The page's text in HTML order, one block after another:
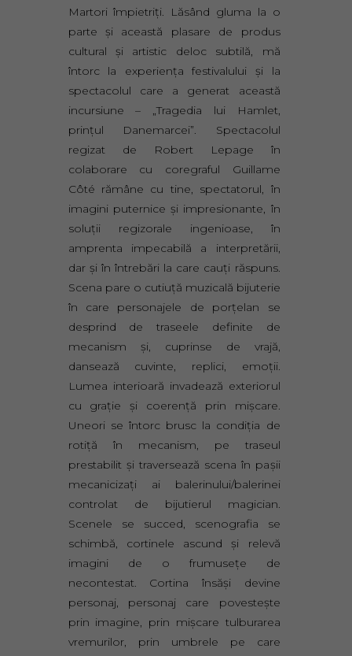
Martori împietriţi. Lăsând gluma la o
parte şi această plasare de produs
cultural şi artistic deloc subtilă, mă
întorc la experienţa festivalului şi la
spectacolul care a generat această
incursiune – „Tragedia lui Hamlet,
prinţul Danemarcei”. Spectacolul
regizat de Robert Lepage în
colaborare cu coregraful Guillame
Côté rămâne cu tine, spectatorul, în
imagini puternice şi impresionante, în
soluţii regizorale ingenioase, în
amprenta impecabilă a interpretării,
dar şi în întrebări la care cauţi răspuns.
Scena pare o cutiuţă muzicală bijuterie
în care personajele de porţelan se
desprind de traseele definite de
mecanism şi, cuprinse de vrajă,
dansează cuvinte, replici, emoţii.
Lumea interioară invadează exteriorul
cu graţie şi coerenţă prin mişcare.
Uneori se întorc brusc la condiţia de
rotiţă în mecanism, pe traseul
prestabilit şi traversează scena în paşii
mecanicizaţi ai balerinului/balerinei
controlat de bijutierul magician.
Scenele se succed, scenografia se
schimbă, cortinele ascund şi relevă
imagini de o frumuseţe de
necontestat. Cortina însăşi devine
personaj, personaj care povesteşte
prin imagine, prin mişcare tulburarea
vremurilor, prin umbrele pe care